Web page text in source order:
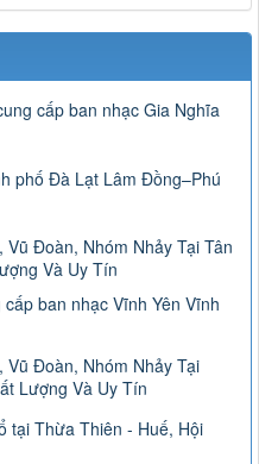
cấp ban nhạc Gia Nghĩa
phố Đà Lạt Lâm Đồng–Phú
Đoàn, Nhóm Nhảy Tại Tân
Và Uy Tín
ban nhạc Vĩnh Yên Vĩnh
Vũ Đoàn, Nhóm Nhảy Tại
Lượng Và Uy Tín
tại Thừa Thiên - Huế, Hội